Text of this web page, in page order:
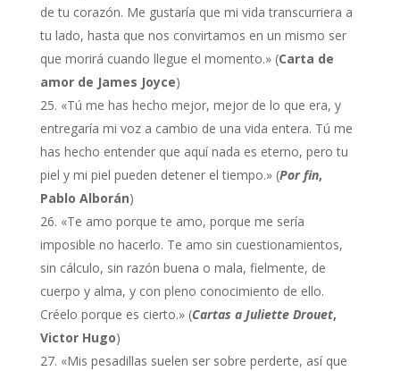
de tu corazón. Me gustaría que mi vida transcurriera a
tu lado, hasta que nos convirtamos en un mismo ser
que morirá cuando llegue el momento.» (Carta de
amor de James Joyce)
«Tú me has hecho mejor, mejor de lo que era, y
entregaría mi voz a cambio de una vida entera. Tú me
has hecho entender que aquí nada es eterno, pero tu
piel y mi piel pueden detener el tiempo.» (Por fin,
Pablo Alborán)
«Te amo porque te amo, porque me sería
imposible no hacerlo. Te amo sin cuestionamientos,
sin cálculo, sin razón buena o mala, fielmente, de
cuerpo y alma, y con pleno conocimiento de ello.
Créelo porque es cierto.» (Cartas a Juliette Drouet,
Victor Hugo)
«Mis pesadillas suelen ser sobre perderte, así que